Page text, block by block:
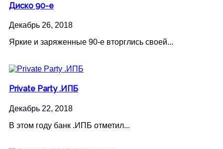
Диско 90-е
Декабрь 26, 2018
Яркие и заряженные 90-е вторглись своей...
Private Party .ИПБ
Декабрь 22, 2018
В этом году банк .ИПБ отметил...